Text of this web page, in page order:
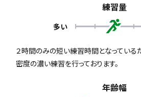
練習量
多い
２時間のみの短い練習時間となっている
密度の濃い練習を行っております。
年齢幅